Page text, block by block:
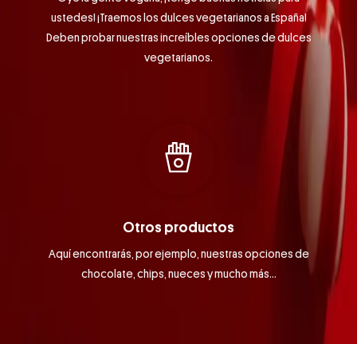
ustedes! ¡Traemos los dulces vegetarianos a España!
Deben probar nuestras increíbles opciones de dulces
vegetarianos.
Otros productos
Aquí encontrarás, por ejemplo, nuestras opciones de
chocolate, chips, nueces y mucho más...